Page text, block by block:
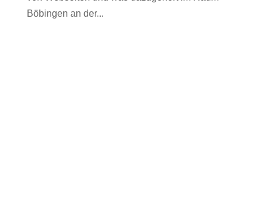
Böbingen an der...